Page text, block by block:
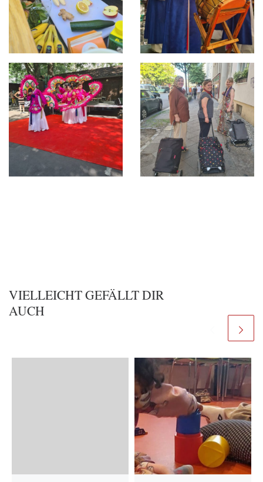
VIELLEICHT GEFÄLLT DIR
AUCH